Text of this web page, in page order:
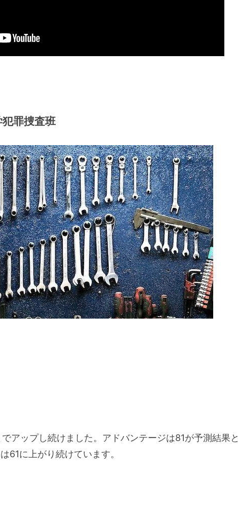
罪捜査班
アップし続けました。アドバンテージは81が予測結果と
61に上がり続けています。